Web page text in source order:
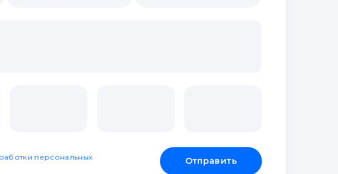
персональных
Отправить